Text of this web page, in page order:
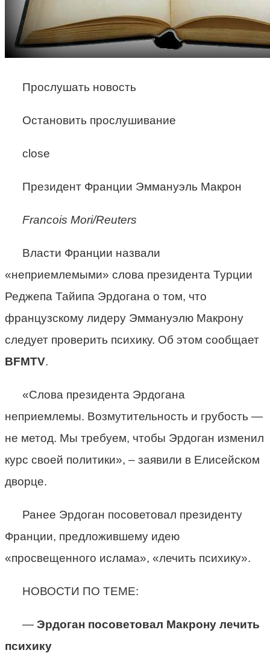
Прослушать новость
Остановить прослушивание
close
Президент Франции Эммануэль Макрон
Francois Mori/Reuters
Власти Франции назвали
«неприемлемыми» слова президента Турции
Реджепа Тайипа Эрдогана о том, что
французскому лидеру Эммануэлю Макрону
следует проверить психику. Об этом сообщает
BFMTV.
«Слова президента Эрдогана
неприемлемы. Возмутительность и грубость —
не метод. Мы требуем, чтобы Эрдоган изменил
курс своей политики», – заявили в Елисейском
дворце.
Ранее Эрдоган посоветовал президенту
Франции, предложившему идею
«просвещенного ислама», «лечить психику».
НОВОСТИ ПО ТЕМЕ:
— Эрдоган посоветовал Макрону лечить
психику